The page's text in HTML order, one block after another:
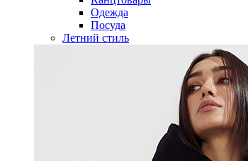
Одежда
Посуда
Летний стиль